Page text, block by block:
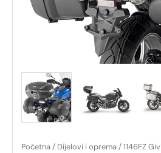
Početna / Dijelovi i oprema / 1146FZ